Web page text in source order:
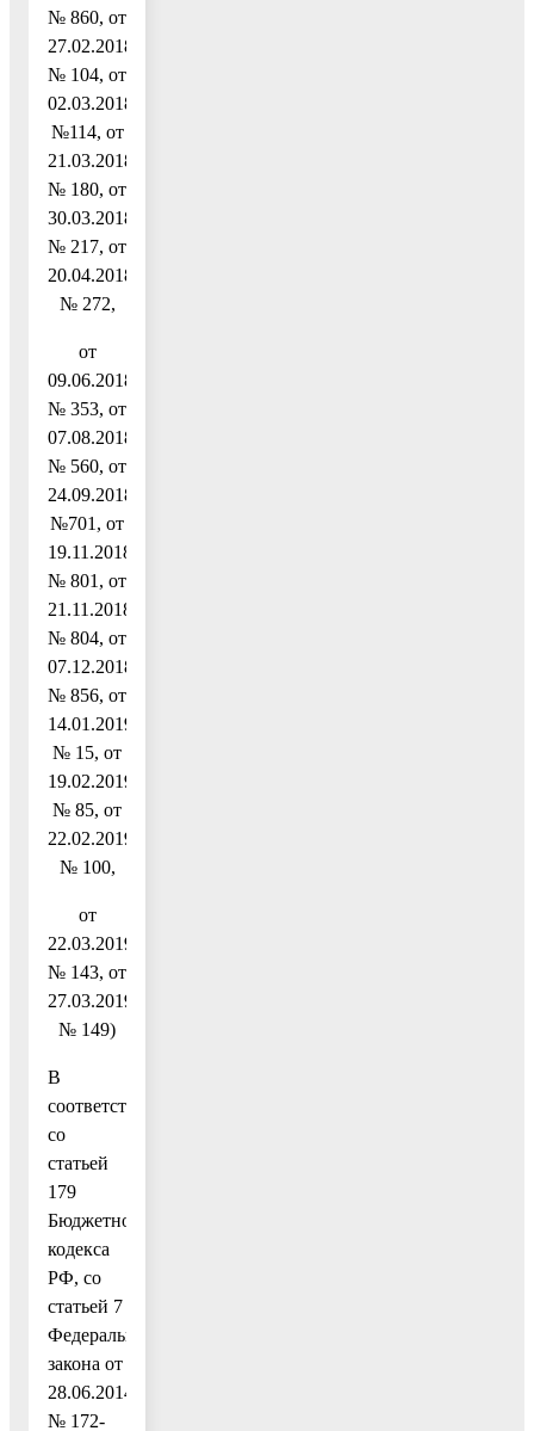
№ 860, от
27.02.2018
№ 104, от
02.03.2018
№114, от
21.03.2018
№ 180, от
30.03.2018
№ 217, от
20.04.2018
№ 272,
от
09.06.2018
№ 353, от
07.08.2018
№ 560, от
24.09.2018
№701, от
19.11.2018
№ 801, от
21.11.2018
№ 804, от
07.12.2018
№ 856, от
14.01.2019
№ 15, от
19.02.2019
№ 85, от
22.02.2019
№ 100,
от
22.03.2019
№ 143, от
27.03.2019
№ 149)
В
соответствии
со
статьей
179
Бюджетного
кодекса
РФ, со
статьей 7
Федерального
закона от
28.06.2014
№ 172-